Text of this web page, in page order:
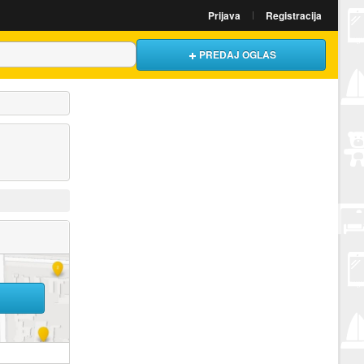
Prijava Registracija
PREDAJ OGLAS